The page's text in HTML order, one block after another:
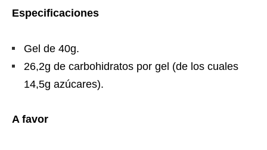
Especificaciones
Gel de 40g.
26,2g de carbohidratos por gel (de los cuales
14,5g azúcares).
A favor